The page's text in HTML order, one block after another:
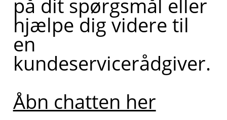
på dit spørgsmål eller
hjælpe dig videre til
en
kundeservicerådgiver.
Åbn chatten her